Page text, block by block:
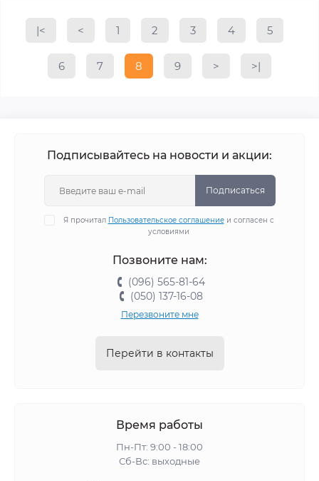
|< < 1 2 3 4 5
6 7 8 9 > >|
Подписывайтесь на новости и акции:
Подписаться
Я прочитал Пользовательское соглашениеи согласен с
условиями
Позвоните нам:
(096) 565-81-64
(050) 137-16-08
Перезвоните мне
Перейти в контакты
Время работы
Пн-Пт: 9:00 - 18:00
Сб-Вс: выходные